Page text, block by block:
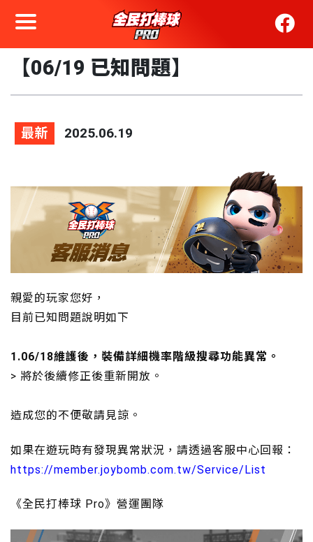
【06/19 已知問題】
最新 2025.06.19
親愛的玩家您好，
目前已知問題說明如下
1.06/18維護後，裝備詳細機率階級搜尋功能異常。
> 將於後續修正後重新開放。
造成您的不便敬請見諒。
如果在遊玩時有發現異常狀況，請透過客服中心回報：
https://member.joybomb.com.tw/Service/List
《全民打棒球 Pro》營運團隊